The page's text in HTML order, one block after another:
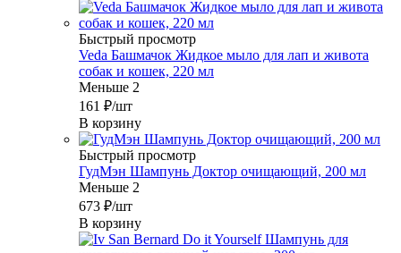
Быстрый просмотр
Veda Башмачок Жидкое мыло для лап и живота
собак и кошек, 220 мл
Меньше 2
161 ₽/шт
В корзину
Быстрый просмотр
ГудМэн Шампунь Доктор очищающий, 200 мл
Меньше 2
673 ₽/шт
В корзину